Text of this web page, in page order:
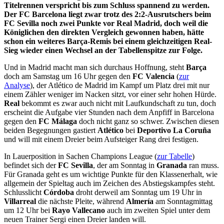
Titelrennen verspricht bis zum Schluss spannend zu werden.
Der FC Barcelona liegt zwar trotz des 2:2-Ausrutschers beim
FC Sevilla noch zwei Punkte vor Real Madrid, doch weil die
Königlichen den direkten Vergleich gewonnen haben, hätte
schon ein weiteres Barça-Remis bei einem gleichzeitigen Real-
Sieg wieder einen Wechsel an der Tabellenspitze zur Folge.
Und in Madrid macht man sich durchaus Hoffnung, steht Barça
doch am Samstag um 16 Uhr gegen den FC Valencia (zur
Analyse), der Atlético de Madrid im Kampf um Platz drei mit nur
einem Zähler weniger im Nacken sitzt, vor einer sehr hohen Hürde.
Real bekommt es zwar auch nicht mit Laufkundschaft zu tun, doch
erscheint die Aufgabe vier Stunden nach dem Anpfiff in Barcelona
gegen den FC Málaga doch nicht ganz so schwer. Zwischen diesen
beiden Begegnungen gastiert Atlético bei Deportivo La Coruña
und will mit einem Dreier beim Aufsteiger Rang drei festigen.
In Lauerposition in Sachen Champions League (zur Tabelle)
befindet sich derFC Sevilla, der am Sonntag in Granada ran muss.
Für Granada geht es um wichtige Punkte für den Klassenerhalt, wie
allgemein der Spieltag auch im Zeichen des Abstiegskampfes steht.
Schlusslicht Córdoba droht derweil am Sonntag um 19 Uhr in
Villarreal die nächste Pleite, während Almería am Sonntagmittag
um 12 Uhr bei Rayo Vallecano auch im zweiten Spiel unter dem
neuen Trainer Sergi einen Dreier landen will.